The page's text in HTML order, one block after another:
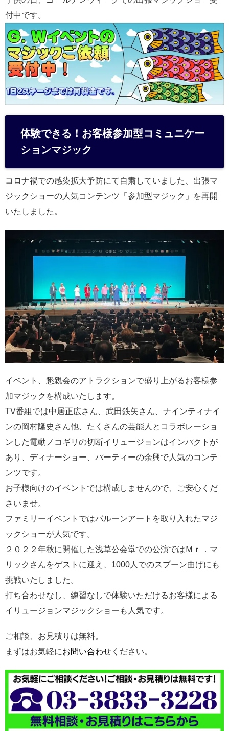
付中です。
体験できる！お客様参加型コミュニケー
ションマジック
コロナ禍での感染拡大予防にて自粛していました、出張マ
ジックショーの人気コンテンツ「参加型マジック」を再開
いたしました。
イベント、懇親会のアトラクションで盛り上がるお客様参
加マジックを構成いたします。
TV番組では中居正広さん、武田鉄矢さん、ナインティナイ
ンの岡村隆史さん他、たくさんの芸能人とコラボレーショ
ンした電動ノコギリの切断イリュージョンはインパクトが
あり、ディナーショー、パーティーの余興で人気のコンテ
ンツです。
お子様向けのイベントでは構成しませんので、ご安心くだ
さいませ。
ファミリーイベントではバルーンアートを取り入れたマジ
ックショーが人気です。
２０２２年秋に開催した浅草公会堂での公演ではＭｒ．マ
リックさんをゲストに迎え、1000人でのスプーン曲げにも
挑戦いたしました。
打ち合わせなし、練習なしで体験いただけるお客様による
イリュージョンマジックショーも人気です。
ご相談、お見積りは無料。
まずはお気軽にお問い合わせ ください。